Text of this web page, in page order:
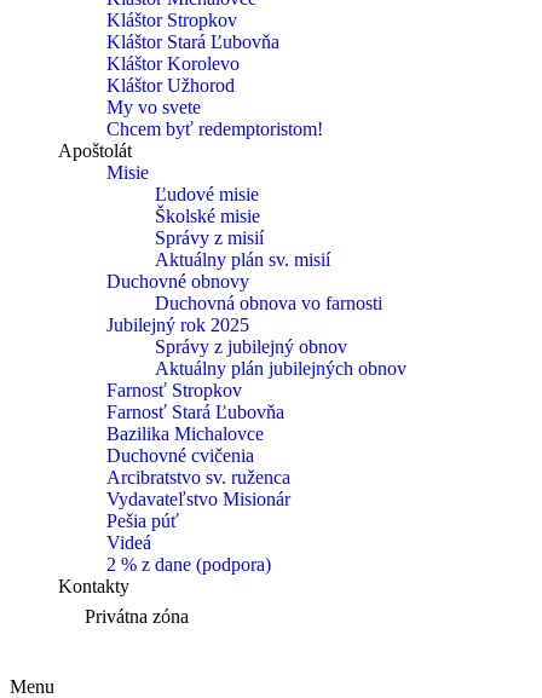
Kláštor Stropkov
Kláštor Stará Ľubovňa
Kláštor Korolevo
Kláštor Užhorod
My vo svete
Chcem byť redemptoristom!
Apoštolát
Misie
Ľudové misie
Školské misie
Správy z misií
Aktuálny plán sv. misií
Duchovné obnovy
Duchovná obnova vo farnosti
Jubilejný rok 2025
Správy z jubilejný obnov
Aktuálny plán jubilejných obnov
Farnosť Stropkov
Farnosť Stará Ľubovňa
Bazilika Michalovce
Duchovné cvičenia
Arcibratstvo sv. ruženca
Vydavateľstvo Misionár
Pešia púť
Videá
2 % z dane (podpora)
Kontakty
Privátna zóna
Menu